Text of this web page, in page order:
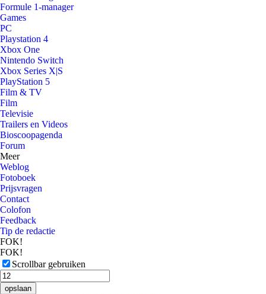
Formule 1-manager
Games
PC
Playstation 4
Xbox One
Nintendo Switch
Xbox Series X|S
PlayStation 5
Film & TV
Film
Televisie
Trailers en Videos
Bioscoopagenda
Forum
Meer
Weblog
Fotoboek
Prijsvragen
Contact
Colofon
Feedback
Tip de redactie
FOK!
FOK!
Scrollbar gebruiken
opslaan